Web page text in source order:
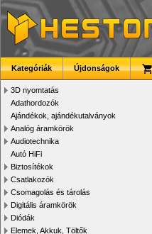
Kategóriák Újdonságok
3D nyomtatás
Adathordozók
Ajándékok, ajándékutalványok
Analóg áramkörök
Audiotechnika
Autó HiFi
Biztosítékok
Csatlakozók
Csomagolás és tárolás
Digitális áramkörök
Diódák
Elemek, Akkuk, Töltők